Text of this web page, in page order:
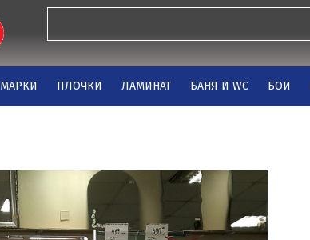
МАРКИ ПЛОЧКИ ЛАМИНАТ БАНЯ И WC БОИ